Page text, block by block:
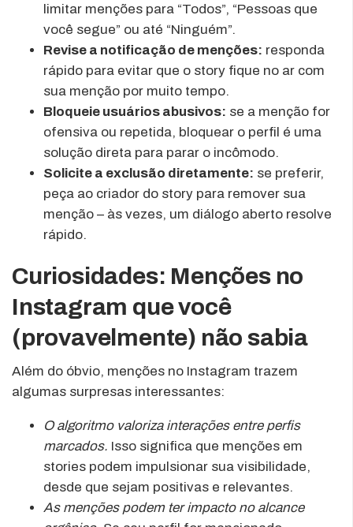
limitar menções para “Todos”, “Pessoas que
você segue” ou até “Ninguém”.
Revise a notificação de menções: responda
rápido para evitar que o story fique no ar com
sua menção por muito tempo.
Bloqueie usuários abusivos: se a menção for
ofensiva ou repetida, bloquear o perfil é uma
solução direta para parar o incômodo.
Solicite a exclusão diretamente: se preferir,
peça ao criador do story para remover sua
menção – às vezes, um diálogo aberto resolve
rápido.
Curiosidades: Menções no
Instagram que você
(provavelmente) não sabia
Além do óbvio, menções no Instagram trazem
algumas surpresas interessantes:
O algoritmo valoriza interações entre perfis
marcados. Isso significa que menções em
stories podem impulsionar sua visibilidade,
desde que sejam positivas e relevantes.
As menções podem ter impacto no alcance